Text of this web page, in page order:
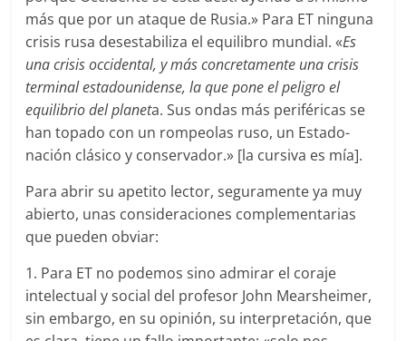
más que por un ataque de Rusia.» Para ET ninguna
crisis rusa desestabiliza el equilibro mundial. «Es
una crisis occidental, y más concretamente una crisis
terminal estadounidense, la que pone el peligro el
equilibrio del planeta. Sus ondas más periféricas se
han topado con un rompeolas ruso, un Estado-
nación clásico y conservador.» [la cursiva es mía].
Para abrir su apetito lector, seguramente ya muy
abierto, unas consideraciones complementarias
que pueden obviar:
1. Para ET no podemos sino admirar el coraje
intelectual y social del profesor John Mearsheimer,
sin embargo, en su opinión, su interpretación, que